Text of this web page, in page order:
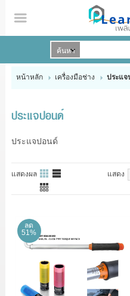
เข้าสู่ระบบ
HOME
BRAND
CONTACT US
LOG IN
หน้าหลัก เครื่องมือช่าง ประแ
ประแจปอนด์
ประแจปอนด์
แสดงผล แสดง
ลด
51%